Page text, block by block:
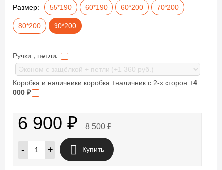
Размер: 55*190 60*190 60*200 70*200
80*200 90*200
Ручки , петли:
Коробка и наличники коробка +наличник с 2-х сторон +4
000 ₽
6 900 ₽ 8 500₽
- + Купить